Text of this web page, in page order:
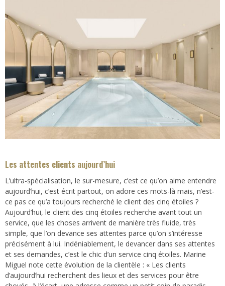
Les attentes clients aujourd’hui
L’ultra-spécialisation, le sur-mesure, c’est ce qu’on aime entendre
aujourd’hui, c’est écrit partout, on adore ces mots-là mais, n’est-
ce pas ce qu’a toujours recherché le client des cinq étoiles ?
Aujourd’hui, le client des cinq étoiles recherche avant tout un
service, que les choses arrivent de manière très fluide, très
simple, que l’on devance ses attentes parce qu’on s’intéresse
précisément à lui. Indéniablement, le devancer dans ses attentes
et ses demandes, c’est le chic d’un service cinq étoiles. Marine
Miguel note cette évolution de la clientèle : « Les clients
d’aujourd’hui recherchent des lieux et des services pour être